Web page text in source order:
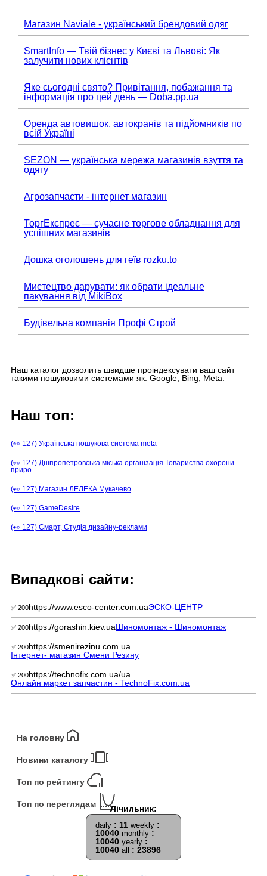
Магазин Naviale - український брендовий одяг
SmartInfo — Твій бізнес у Києві та Львові: Як
залучити нових клієнтів
Яке сьогодні свято? Привітання, побажання та
інформація про цей день — Doba.pp.ua
Оренда автовишок, автокранів та підйомників по
всій Україні
SEZON — українська мережа магазинів взуття та
одягу
Агрозапчасти - інтернет магазин
ТоргЕкспрес — сучасне торгове обладнання для
успішних магазинів
Дошка оголошень для геїв rozku.to
Мистецтво дарувати: як обрати ідеальне
пакування від MikiBox
Будівельна компанія Профі Строй
Наш каталог дозволить швидше проіндексувати ваш сайт
такими пошуковими системами як: Google, Bing, Meta.
Наш топ:
(👀 127) Українська пошукова система meta
(👀 127) Дніпропетровська міська організація Товариства охорони
приро
(👀 127) Магазин ЛЕЛЕКА Мукачево
(👀 127) GameDesire
(👀 127) Смарт, Студія дизайну-реклами
Випадкові сайти:
✅ 200https://www.esco-center.com.uaЭСКО-ЦЕНТР
✅ 200https://gorashin.kiev.uaШиномонтаж - Шиномонтаж
✅ 200https://smenirezinu.com.ua
Інтернет- магазин Смени Резину
✅ 200https://technofix.com.ua/ua
Онлайн маркет запчастин - TechnoFix.com.ua
На головну
Новини каталогу
Топ по рейтингу
Топ по переглядам
daily : 11 weekly :
10040 monthly :
10040 yearly :
10040 all : 23896